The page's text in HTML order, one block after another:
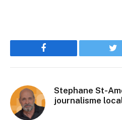
Facebook
Stephane St-
journalisme